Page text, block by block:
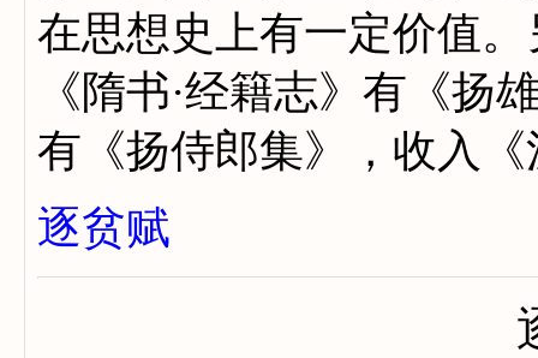
在思想史上有一定价值
《隋书·经籍志》有《扬
有《扬侍郎集》，收
逐贫赋